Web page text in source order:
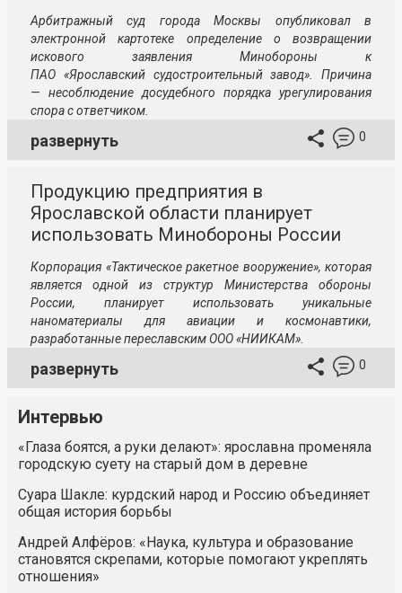
Арбитражный суд города Москвы опубликовал в
электронной картотеке определение о возвращении
искового заявления Минобороны к
ПАО «Ярославский судостроительный завод» . Причина
— несоблюдение досудебного порядка урегулирования
спора с ответчиком.
развернуть 0
Продукцию предприятия в
Ярославской области планирует
использовать Минобороны России
Корпорация «Тактическое ракетное вооружение», которая
является одной из структур Министерства обороны
России, планирует использовать уникальные
наноматериалы для авиации и космонавтики,
разработанные переславским ООО «НИИКАМ»
развернуть 0
Интервью
«Глаза боятся, а руки делают»: ярославна променяла
городскую суету на старый дом в деревне
Суара Шакле: курдский народ и Россию объединяет
общая история борьбы
Андрей Алфёров: «Наука, культура и образование
становятся скрепами, которые помогают укреплять
отношения»